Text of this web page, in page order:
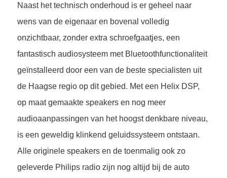
Naast het technisch onderhoud is er geheel naar
wens van de eigenaar en bovenal volledig
onzichtbaar, zonder extra schroefgaatjes, een
fantastisch audiosysteem met Bluetoothfunctionaliteit
geïnstalleerd door een van de beste specialisten uit
de Haagse regio op dit gebied. Met een Helix DSP,
op maat gemaakte speakers en nog meer
audioaanpassingen van het hoogst denkbare niveau,
is een geweldig klinkend geluidssysteem ontstaan.
Alle originele speakers en de toenmalig ook zo
geleverde Philips radio zijn nog altijd bij de auto